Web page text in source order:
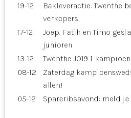
19-12
Bakleveractie: Twenthe
verkopers
17-12
Joep, Fatih en Timo
junioren
13-12
Twenthe JO19-1
08-12
Zaterdag
allen!
05-12
Spareribsavond: meld je